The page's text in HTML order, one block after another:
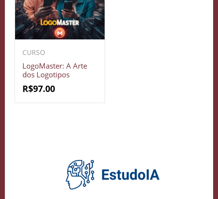
CURSO
LogoMaster: A Arte
dos Logotipos
R$97.00